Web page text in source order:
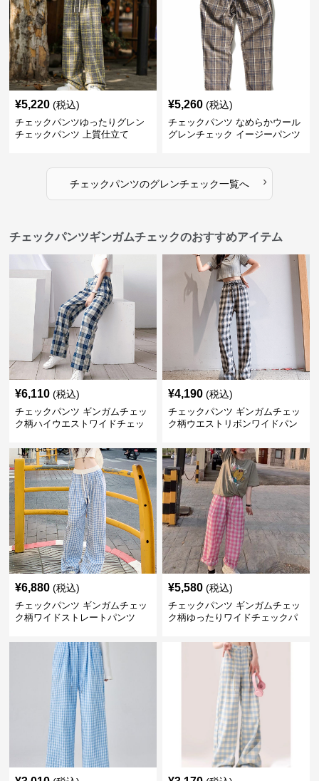
¥5,220 (税込)
チェックパンツゆったりグレン
チェックパンツ 上質仕立て
¥5,260 (税込)
チェックパンツ なめらかウール
グレンチェック イージーパンツ
チェックパンツのグレンチェック一覧へ ›
チェックパンツギンガムチェックのおすすめアイテム
¥6,110 (税込)
チェックパンツ ギンガムチェッ
ク柄ハイウエストワイドチェッ
¥4,190 (税込)
チェックパンツ ギンガムチェッ
ク柄ウエストリボンワイドパン
¥6,880 (税込)
チェックパンツ ギンガムチェッ
ク柄ワイドストレートパンツ
¥5,580 (税込)
チェックパンツ ギンガムチェッ
ク柄ゆったりワイドチェックパ